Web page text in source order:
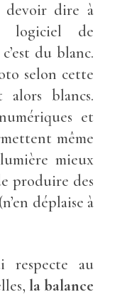
devoir dire à
logiciel de
du blanc.
selon cette
alors blancs.
et
même
mieux
produire des
déplaise à
respecte au
la balance